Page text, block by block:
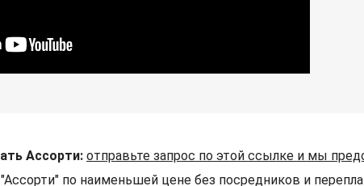
Ассорти: отправьте запрос по этой ссылке и мы
по наименьшей цене без посредников и